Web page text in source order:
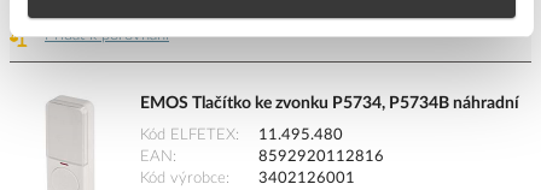
Přidat k porovnání
EMOS Tlačítko ke zvonku P5734, P5734B náhradní
Kód ELFETEX
11.495.480
EAN
8592920112816
Kód výrobce
3402126001